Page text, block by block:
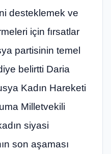
desteklemek ve
için fırsatlar
partisinin temel
belirtti Daria
Kadın Hareketi
Milletvekili
siyasi
son aşaması